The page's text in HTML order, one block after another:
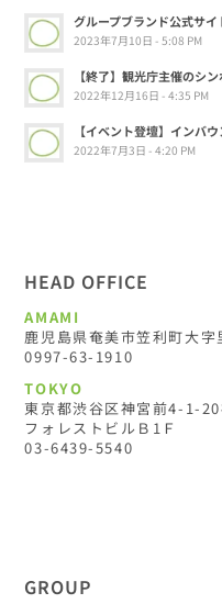
グループブランド公式サ
2023年7月10日 - 5:08 PM
【終了】観光庁主催のシ
2022年12月16日 - 4:35 PM
【イベント登壇】インバ
2022年7月3日 - 4:20 PM
HEAD OFFICE
AMAMI
鹿児島県奄美市笠利町大字
0997-63-1910
TOKYO
東京都渋谷区神宮前4-1-
フォレストビルＢ1Ｆ
03-6439-5540
GROUP